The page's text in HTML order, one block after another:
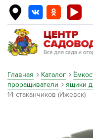
Главная Каталог
проращиватели
ящики
14 стаканчиков (Ижевск)